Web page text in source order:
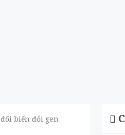
biến đổi gen